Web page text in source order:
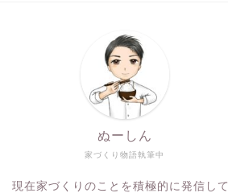
家づくり物語執筆中
ぬーしん
現在家づくりのことを積極的に発信して